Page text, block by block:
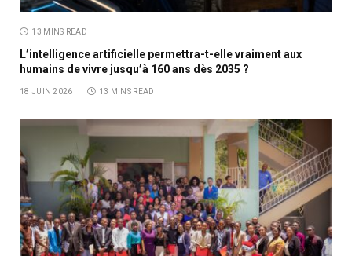
13 MINS READ
L’intelligence artificielle permettra-t-elle vraiment aux
humains de vivre jusqu’à 160 ans dès 2035 ?
18 JUIN 2026 13 MINS READ